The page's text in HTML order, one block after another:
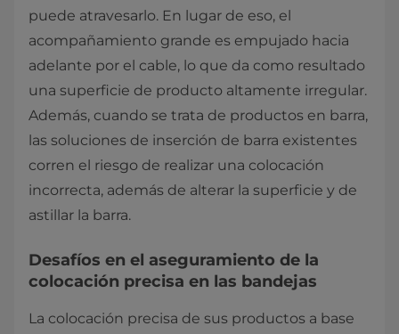
puede atravesarlo. En lugar de eso, el
acompañamiento grande es empujado hacia
adelante por el cable, lo que da como resultado
una superficie de producto altamente irregular.
Además, cuando se trata de productos en barra,
las soluciones de inserción de barra existentes
corren el riesgo de realizar una colocación
incorrecta, además de alterar la superficie y de
astillar la barra.
Desafíos en el aseguramiento de la
colocación precisa en las bandejas
La colocación precisa de sus productos a base